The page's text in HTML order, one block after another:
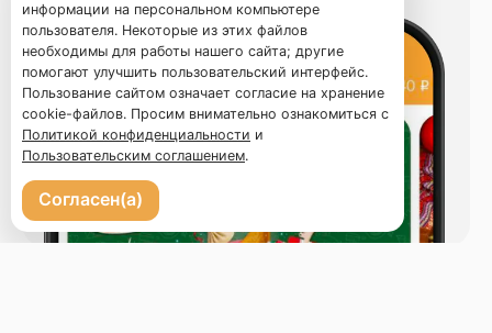
информации на персональном компьютере
пользователя. Некоторые из этих файлов
необходимы для работы нашего сайта; другие
помогают улучшить пользовательский интерфейс.
Пользование сайтом означает согласие на хранение
cookie-файлов. Просим внимательно ознакомиться с
Политикой конфиденциальности и
Пользовательским соглашением.
Согласен(а)